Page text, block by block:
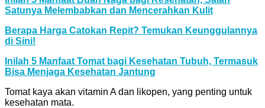
Satunya Melembabkan dan Mencerahkan Kulit
Berapa Harga Catokan Repit? Temukan Keunggulannya
di Sini!
Inilah 5 Manfaat Tomat bagi Kesehatan Tubuh, Termasuk
Bisa Menjaga Kesehatan Jantung
Tomat kaya akan vitamin A dan likopen, yang penting untuk
kesehatan mata.